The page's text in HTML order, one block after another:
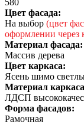
580
Цвет фасада:
На выбор (цвет
оформлении через
Материал фасада:
Массив дерева
Цвет каркаса:
Ясень шимо
Материал
ЛДСП
Форма фасадов:
Рамочная